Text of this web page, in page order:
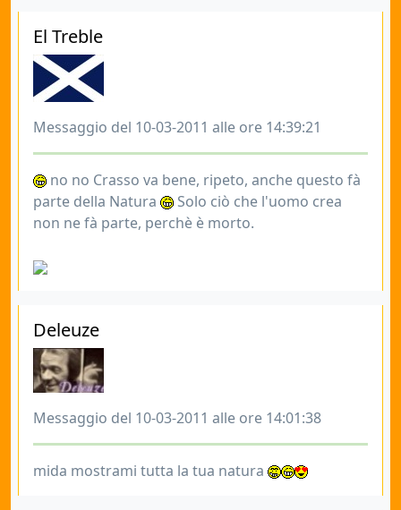
El Treble
Messaggio del 10-03-2011 alle ore 14:39:21
no no Crasso va bene, ripeto, anche questo fà
parte della Natura
Solo ciò che l'uomo crea
non ne fà parte, perchè è morto.
Deleuze
Messaggio del 10-03-2011 alle ore 14:01:38
mida mostrami tutta la tua natura